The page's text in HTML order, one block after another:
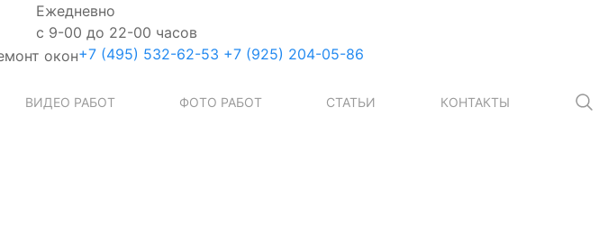
Ежедневно
с 9-00 до 22-00 часов
+7 (495) 532-62-53 +7 (925) 204-05-86
ВИДЕО РАБОТ ФОТО РАБОТ СТАТЬИ КОНТАКТЫ